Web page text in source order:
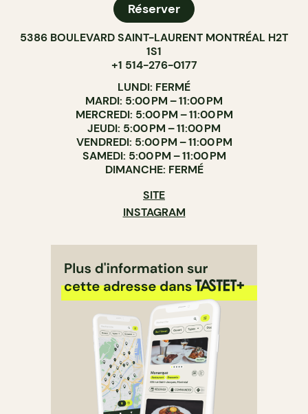
Réserver
5386 BOULEVARD SAINT-LAURENT MONTRÉAL H2T
1S1
+1 514-276-0177
LUNDI: FERMÉ
MARDI: 5:00 PM – 11:00 PM
MERCREDI: 5:00 PM – 11:00 PM
JEUDI: 5:00 PM – 11:00 PM
VENDREDI: 5:00 PM – 11:00 PM
SAMEDI: 5:00 PM – 11:00 PM
DIMANCHE: FERMÉ
SITE
INSTAGRAM